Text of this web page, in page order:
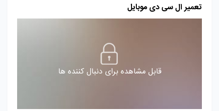
تعمیر ال سی دی موبایل
قابل مشاهده برای دنبال کننده ها